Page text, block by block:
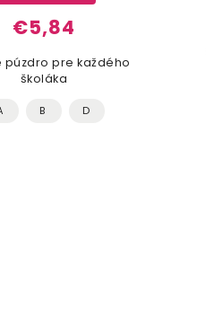
€5,84
púzdro pre každého
školáka
B D